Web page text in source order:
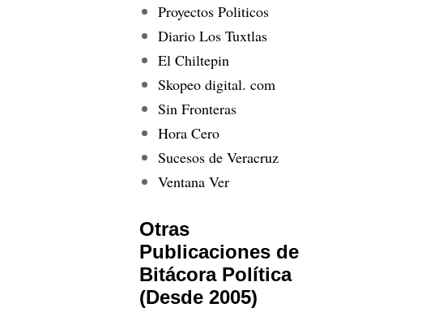
Proyectos Politicos
Diario Los Tuxtlas
El Chiltepin
Skopeo digital. com
Sin Fronteras
Hora Cero
Sucesos de Veracruz
Ventana Ver
Otras
Publicaciones de
Bitácora Política
(Desde 2005)